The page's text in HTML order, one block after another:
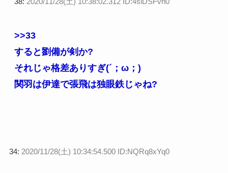
>>33
すると劉備が剣か?
それじゃ格差ありすぎ(´；ω；)
関羽は伊達で張飛は独眼鉄じゃね?
34: 2020/11/28(土) 10:34:54.500 ID:NQRq8xYq0